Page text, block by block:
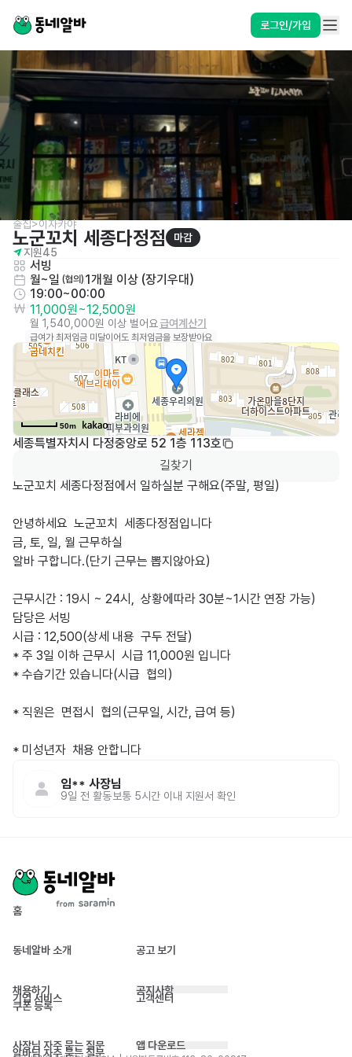
로그인/가입
술집>이자카야
노군꼬치 세종다정점
마감
지원45
서빙
월~일 (협의) 1개월 이상 (장기우대)
19:00~00:00
11,000원~12,500원
월 1,540,000원 이상 벌어요급여계산기
급여가 최저임금 미달이어도 최저임금을 보장받아요
50m
세종특별자치시 다정중앙로 52 1층 113호
길찾기
노군꼬치 세종다정점에서 일하실분 구해요(주말, 평일)
안녕하세요  노군꼬치  세종다정점입니다
금, 토, 일, 월 근무하실
알바 구합니다.(단기 근무는 뽑지않아요)
근무시간 : 19시 ~ 24시,  상황에따라 30분~1시간 연장 가능)
담당은 서빙
시급 : 12,500(상세 내용  구두 전달)
* 주 3일 이하 근무시  시급 11,000원 입니다
* 수습기간 있습니다(시급  협의)
* 직원은  면접시  협의(근무일, 시간, 급여 등)
* 미성년자  채용 안합니다
임** 사장님
9일 전 활동보통 5시간 이내 지원서 확인
홈
동네알바 소개 공고 보기
채용하기
기업 서비스
쿠폰 등록
공지사항
고객센터
사장님 자주 묻는 질문
알바님 자주 묻는 질문
앱 다운로드